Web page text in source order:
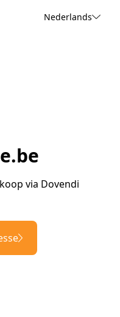
Nederlands
via Dovendi